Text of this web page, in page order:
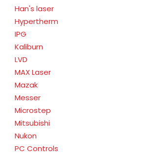
Han's laser
Hypertherm
IPG
Kaliburn
LVD
MAX Laser
Mazak
Messer
Microstep
Mitsubishi
Nukon
PC Controls